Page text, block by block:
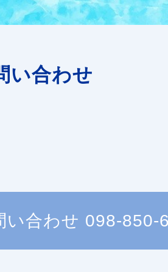
い合わせ
い合わせ 098-850-